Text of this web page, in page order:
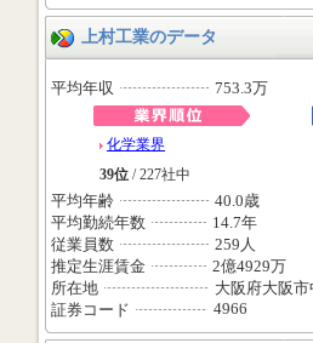
上村工業のデータ
平均年収 753.3万
化学業界
39位 / 227社中
平均年齢
40.0歳
平均勤続年数
14.7年
従業員数
259人
推定生涯賃金
2億4929万
所在地
大阪府大阪
証券コード
4966